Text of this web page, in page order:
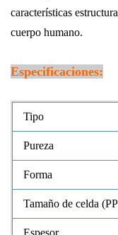
características
cuerpo humano.
Especificaciones:
Tipo
Pureza
Forma
Tamaño de celda